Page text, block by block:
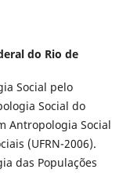
do Rio de
Social pelo
Social do
Antropologia Social
(UFRN-2006).
das Populações